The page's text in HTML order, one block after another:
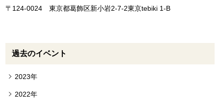
〒124-0024 東京都葛飾区新小岩2-7-2東京tebiki 1-B
過去のイベント
2023年
2022年